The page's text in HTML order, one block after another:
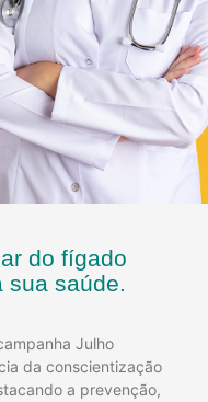
do fígado
sua saúde.
Julho
da conscientização
a prevenção,